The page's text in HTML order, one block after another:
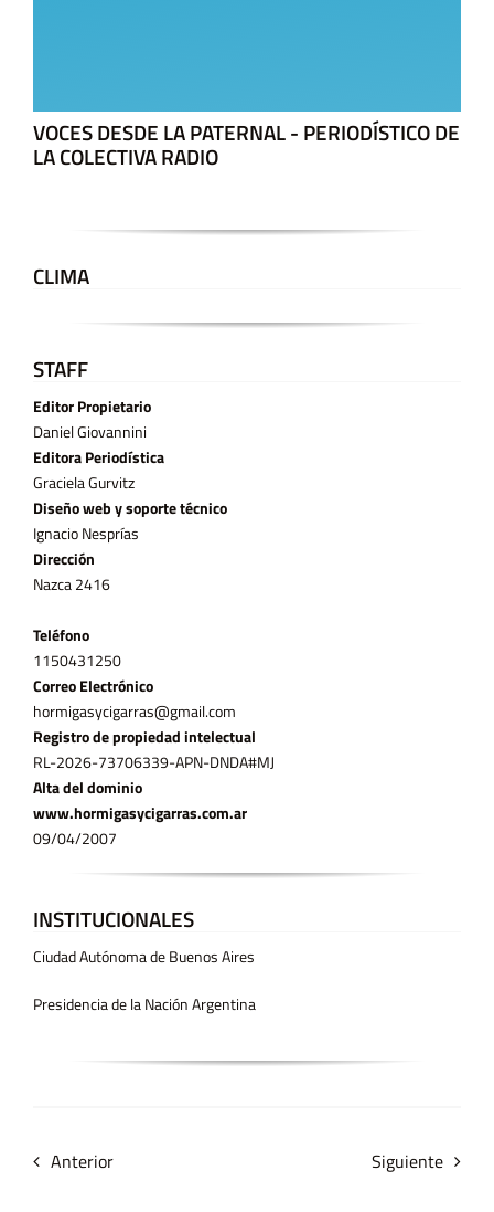
VOCES DESDE LA PATERNAL - PERIODÍSTICO DE
LA COLECTIVA RADIO
CLIMA
STAFF
Editor Propietario
Daniel Giovannini
Editora Periodística
Graciela Gurvitz
Diseño web y soporte técnico
Ignacio Nesprías
Dirección
Nazca 2416
Teléfono
11­50431250
Correo Electrónico
hormigasycigarras@gmail.com
Registro de propiedad intelectual
RL-2026-73706339-APN-DNDA#MJ
Alta del dominio
www.hormigasycigarras.com.ar
09/04/2007
INSTITUCIONALES
Ciudad Autónoma de Buenos Aires
Presidencia de la Nación Argentina
Anterior Siguiente